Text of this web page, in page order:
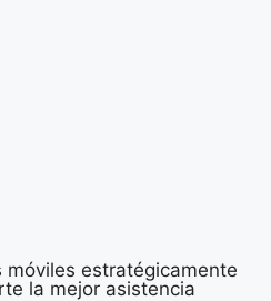
estratégicamente
la mejor asistencia